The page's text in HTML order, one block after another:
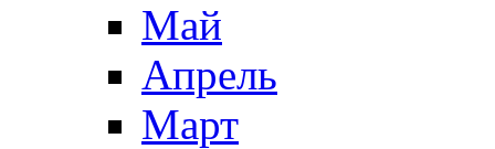
Май
Апрель
Март